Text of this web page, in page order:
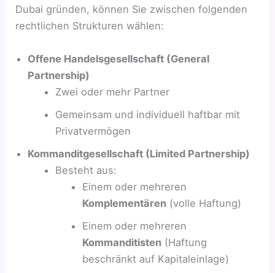
Dubai gründen, können Sie zwischen folgenden
rechtlichen Strukturen wählen:
Offene Handelsgesellschaft (General
Partnership)
Zwei oder mehr Partner
Gemeinsam und individuell haftbar mit
Privatvermögen
Kommanditgesellschaft (Limited Partnership)
Besteht aus:
Einem oder mehreren
Komplementären (volle Haftung)
Einem oder mehreren
Kommanditisten (Haftung
beschränkt auf Kapitaleinlage)